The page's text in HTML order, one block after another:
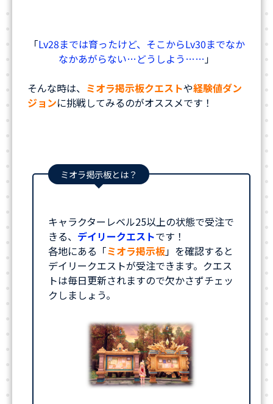
「Lv28までは育ったけど、そこからLv30までなか
なかあがらない…どうしよう……」
そんな時は、 ミオラ掲示板クエストや経験値ダン
ジョンに挑戦してみるのがオススメです！
ミオラ掲示板とは？
キャラクターレベル25以上の状態で受注で
きる、 デイリークエストです！
各地にある「ミオラ掲示板」を確認すると
デイリークエストが受注できます。クエス
トは毎日更新されますので欠かさずチェッ
クしましょう。